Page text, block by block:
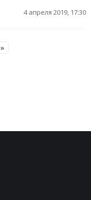
4 апреля 2019, 17:30
»